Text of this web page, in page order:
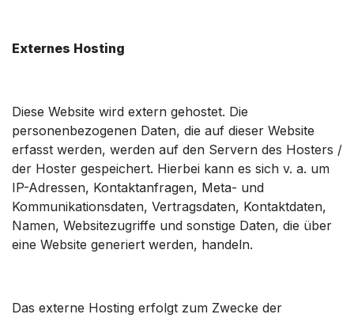
Externes Hosting
Diese Website wird extern gehostet. Die
personenbezogenen Daten, die auf dieser Website
erfasst werden, werden auf den Servern des Hosters /
der Hoster gespeichert. Hierbei kann es sich v. a. um
IP-Adressen, Kontaktanfragen, Meta- und
Kommunikationsdaten, Vertragsdaten, Kontaktdaten,
Namen, Websitezugriffe und sonstige Daten, die über
eine Website generiert werden, handeln.
Das externe Hosting erfolgt zum Zwecke der